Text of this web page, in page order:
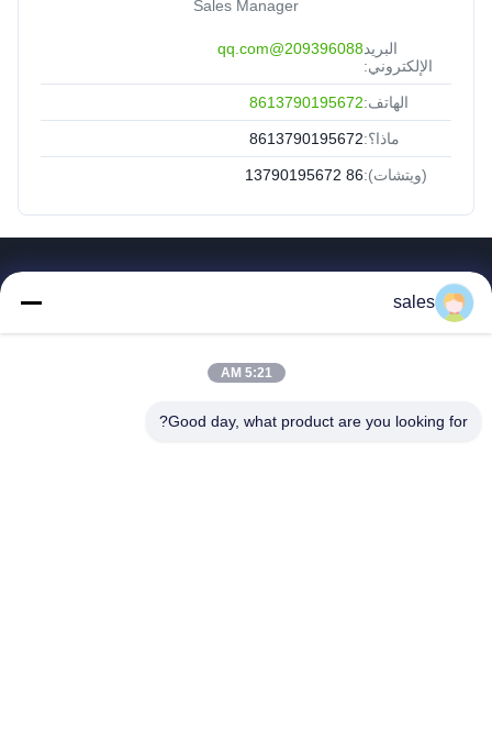
Sales Manager
البريد
الإلكتروني:
209396088@qq.com
الهاتف:8613790195672
ماذا؟:8613790195672
(ويتشات):86 13790195672
فيديوهات
جولة في المصنع
sales
5:21 AM
Good day, what product are you looking for?